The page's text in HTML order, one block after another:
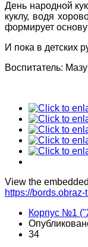
День народной
куклу, водя
формирует основу
И пока в детских
Воспитатель:
View the
https://
Корпус №1
34